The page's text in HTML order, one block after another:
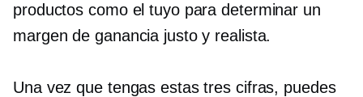
productos como el tuyo para determinar un
margen de ganancia justo y realista.
Una vez que tengas estas tres cifras, puedes